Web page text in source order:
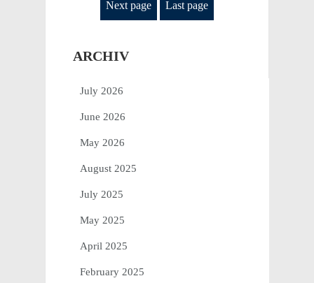
Next page Last page
ARCHIV
July 2026
June 2026
May 2026
August 2025
July 2025
May 2025
April 2025
February 2025